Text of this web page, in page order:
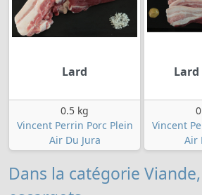
Lard
0.5 kg
Vincent Perrin Porc Plein
Air Du Jura
Vincent
Air
Dans la catégorie